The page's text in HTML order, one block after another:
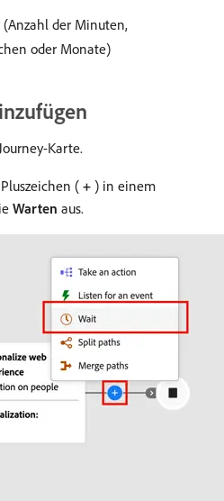
der Minuten,
oder Monate)
Karte.
( + ) in einem
Warten aus.